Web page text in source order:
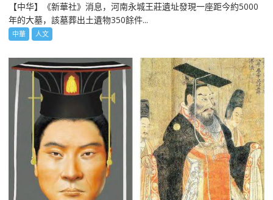
【中华】《新華社》消息，河南永城王莊遺址發現一座距今約5000
年的大墓，該墓葬出土遺物350餘件...
中華 人文